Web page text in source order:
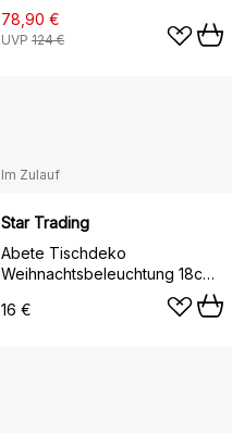
78,90 €
UVP 124 €
Im Zulauf
Star Trading
Abete Tischdeko
Weihnachtsbeleuchtung 18cm,
16 €